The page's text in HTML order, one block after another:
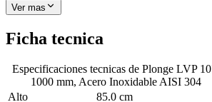
Ver mas
Ficha tecnica
Especificaciones tecnicas de Plonge LVP
1000 mm, Acero Inoxidable AISI 304
Alto
85.0 cm